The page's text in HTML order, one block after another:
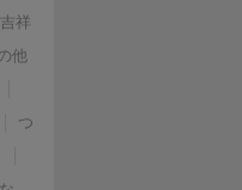
祥
他
つ